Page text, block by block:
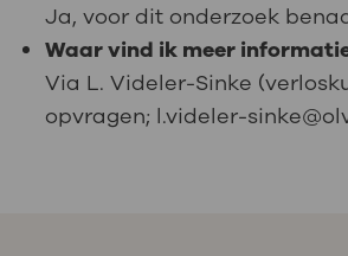
Ja, voor dit onderzoek
Waar vind ik meer
Via L. Videler-Sinke
opvragen; l.videler-